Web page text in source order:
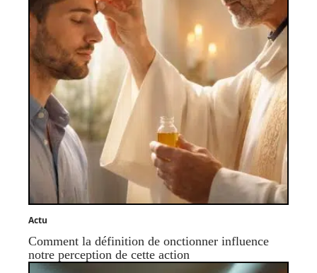
Actu
Comment la définition de onctionner influence
notre perception de cette action